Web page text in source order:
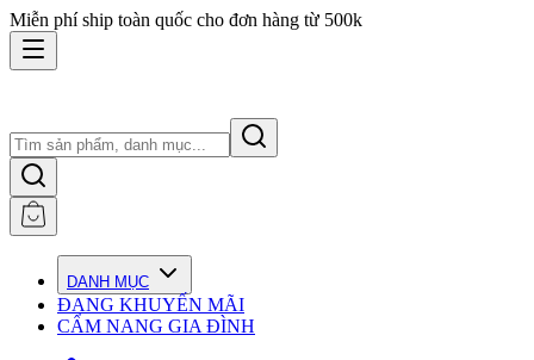
Miễn phí ship toàn quốc cho đơn hàng từ 500k
DANH MỤC
ĐANG KHUYẾN MÃI
CẨM NANG GIA ĐÌNH